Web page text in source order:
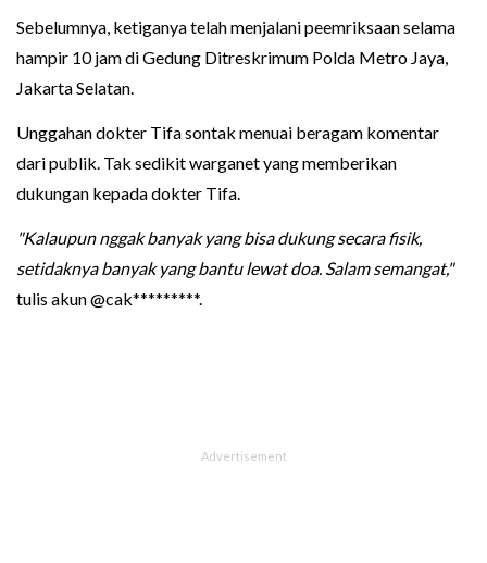
Sebelumnya, ketiganya telah menjalani peemriksaan selama
hampir 10 jam di Gedung Ditreskrimum Polda Metro Jaya,
Jakarta Selatan.
Unggahan dokter Tifa sontak menuai beragam komentar
dari publik. Tak sedikit warganet yang memberikan
dukungan kepada dokter Tifa.
"Kalaupun nggak banyak yang bisa dukung secara fisik,
setidaknya banyak yang bantu lewat doa. Salam semangat,"
tulis akun @cak*********.